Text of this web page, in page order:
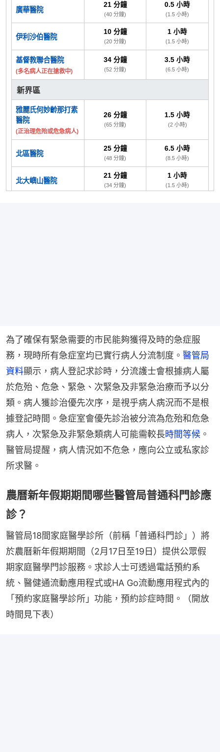
為了確保有緊急需要的市民能夠獲得及時的急症服
務，現時所有急症室均已實行病人分流制度。 醫管局
資料顯示，病人登記求診時，分流護士會根據病人屬
於危殆、危急、緊急、次緊急及非緊急治療而予以分
類。病人獲診治優先次序，是視乎病人病況而不是根
據登記時間。急症室會優先診治被分流為危殆和危急
病人，次緊急及非緊急類病人可能需較長時間等候 。
醫管局提醒，病人情況如不危急，應向公立或私家診
所求醫。
農曆新年假期期間哪些醫管局普通科門診應
診？
醫管局18間家庭醫學診所（前稱「普通科門診」）將
於農曆新年假期期間（2月17日至19日）提供公眾假
期家庭醫學門診服務。求診人士可透過電話預約系
統、醫健通流動應用程式或HA Go流動應用程式內的
「預約家庭醫學診所」功能，預約診症時間。（開放
時間見下表）